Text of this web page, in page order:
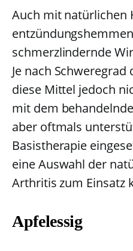
Auch mit natürlichen
schmerzlindernde
Je nach
diese Mittel jedoch
mit dem
aber oftmals
Basistherapie
eine Auswahl der
Arthritis zum Einsatz
Apfelessig